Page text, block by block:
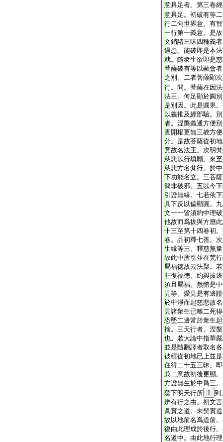
意具足者。第三卷
意具足。初破有等
行二句世界意。有
一行第一義意。是
文銷諸三昧四種義
過患。能破即是本
就。隨衆生欲即是
菩薩破有等以融會
之別。二者菩薩顯
行。問。菩薩在因
法王。何足顯於圓
是別因。此是圓果
以義推及經部驗。
者。涅槃義通方便
實開權更無三教方
分。是故菩薩從初
竟故名法王。次明
慈悲以行填願。來
慈悲方名梵行。於
下功能名立。三菩
簡非破邪。五以今
引證無縁。七若依
具下反以偏顯圓。
文一一皆須約中理
他故而爲拔與方應
十三至第十四卷初
卷。品初釋七善。
生縁等三。釋慈無
故此中所引並在梵
屬福徳故云法聚。
非復福徳。約與拔
須且屬福。然體是
見等。愛見是有邊
於中淨而起慈悲故
見諸衆生已離二死
恐墜二邊常於衆生
捨。三天行者。涅
也。若大論中指華
並是隨翻譯者取名
彼經從初地已上並
住得二十五三昧。
兼二意故初後更顯
方證無生於中爲三
薩下明天行所 1 到
辨有行之由。初文
眞實之道。未契實
故以地前名爲道前
復由此理成於後行
名道中。由此地行